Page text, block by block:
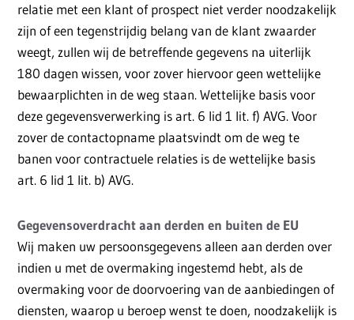
relatie met een klant of prospect niet verder noodzakelijk
zijn of een tegenstrijdig belang van de klant zwaarder
weegt, zullen wij de betreffende gegevens na uiterlijk
180 dagen wissen, voor zover hiervoor geen wettelijke
bewaarplichten in de weg staan. Wettelijke basis voor
deze gegevensverwerking is art. 6 lid 1 lit. f) AVG. Voor
zover de contactopname plaatsvindt om de weg te
banen voor contractuele relaties is de wettelijke basis
art. 6 lid 1 lit. b) AVG.
Gegevensoverdracht aan derden en buiten de EU
Wij maken uw persoonsgegevens alleen aan derden over
indien u met de overmaking ingestemd hebt, als de
overmaking voor de doorvoering van de aanbiedingen of
diensten, waarop u beroep wenst te doen, noodzakelijk is